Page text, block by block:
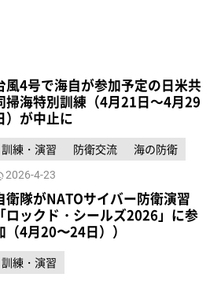
風4号で海自が参加予定の日米共
掃海特別訓練（4月21日～4月29
）が中止に
訓練・演習 防衛交流 海の防衛
2026-4-23
衛隊がNATOサイバー防衛演習
「ロックド・シールズ2026」に参
（4月20〜24日））
訓練・演習